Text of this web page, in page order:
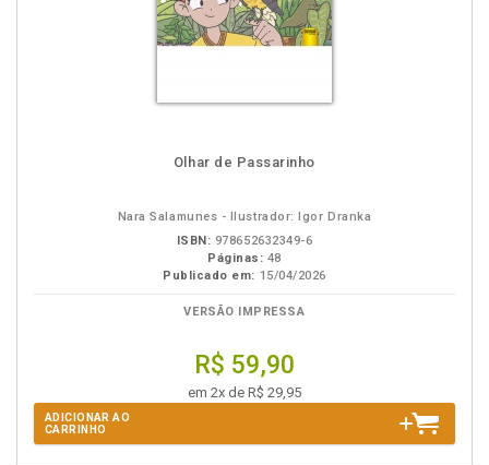
Olhar de Passarinho
Nara Salamunes - Ilustrador: Igor Dranka
ISBN: 978652632349-6
Páginas: 48
Publicado em: 15/04/2026
VERSÃO IMPRESSA
R$ 59,90
em 2x de R$ 29,95
ADICIONAR AO
CARRINHO